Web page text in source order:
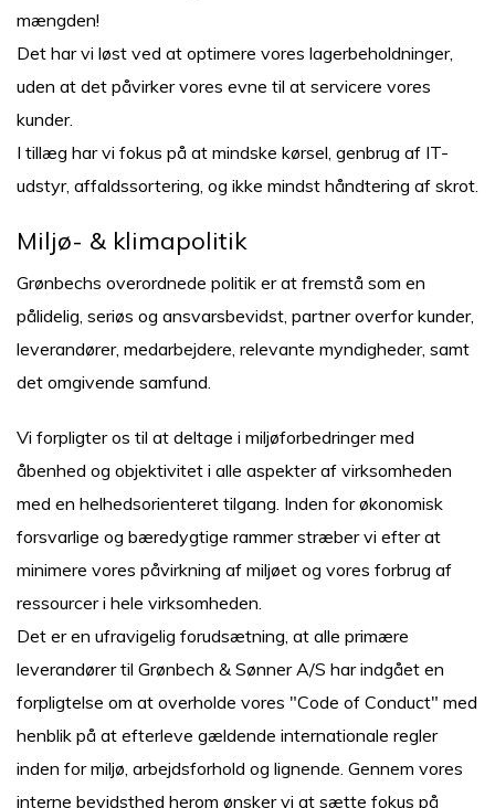
mængden!
Det har vi løst ved at optimere vores lagerbeholdninger,
uden at det påvirker vores evne til at servicere vores
kunder.
I tillæg har vi fokus på at mindske kørsel, genbrug af IT-
udstyr, affaldssortering, og ikke mindst håndtering af skrot.
Miljø- & klimapolitik
Grønbechs overordnede politik er at fremstå som en
pålidelig, seriøs og ansvarsbevidst, partner overfor kunder,
leverandører, medarbejdere, relevante myndigheder, samt
det omgivende samfund.
Vi forpligter os til at deltage i miljøforbedringer med
åbenhed og objektivitet i alle aspekter af virksomheden
med en helhedsorienteret tilgang. Inden for økonomisk
forsvarlige og bæredygtige rammer stræber vi efter at
minimere vores påvirkning af miljøet og vores forbrug af
ressourcer i hele virksomheden.
Det er en ufravigelig forudsætning, at alle primære
leverandører til Grønbech & Sønner A/S har indgået en
forpligtelse om at overholde vores "Code of Conduct" med
henblik på at efterleve gældende internationale regler
inden for miljø, arbejdsforhold og lignende. Gennem vores
interne bevidsthed herom ønsker vi at sætte fokus på